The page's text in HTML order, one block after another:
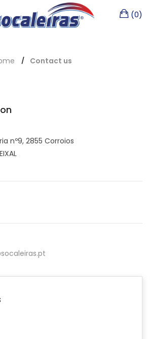
(0)
Contact us
nº9, 2855 Corroios